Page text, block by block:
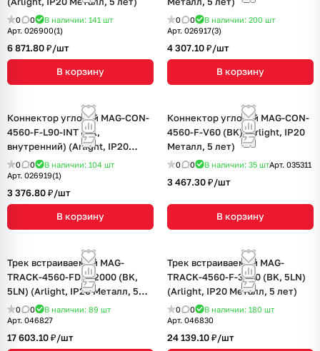
0 0 В наличии: 141 шт
Арт. 026900(1)
6 871.80 ₽/шт
В корзину
0 0 В наличии: 200 шт
Арт. 026917(3)
4 307.10 ₽/шт
В корзину
Коннектор угловой MAG-CON-
4560-F-L90-INT (BK,
внутренний) (Arlight, IP20
Металл, 5 лет)
0 0 В наличии: 104 шт
Арт. 026919(1)
3 376.80 ₽/шт
В корзину
Коннектор угловой MAG-CON-
4560-F-V60 (BK) (Arlight, IP20
Металл, 5 лет)
0 0 В наличии: 35 штАрт. 035311
3 467.30 ₽/шт
В корзину
Трек встраиваемый MAG-
TRACK-4560-FDW-2000 (BK,
5LN) (Arlight, IP20 Металл, 5
лет)
0 0 В наличии: 89 шт
Арт. 046827
17 603.10 ₽/шт
Трек встраиваемый MAG-
TRACK-4560-F-3040 (BK, 5LN)
(Arlight, IP20 Металл, 5 лет)
0 0 В наличии: 180 шт
Арт. 046830
24 139.10 ₽/шт